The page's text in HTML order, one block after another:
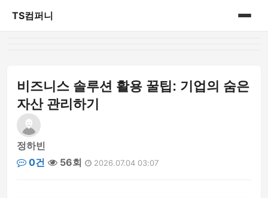
TS컴퍼니
비즈니스 솔루션 활용 꿀팁: 기업의 숨은
자산 관리하기
정하빈
0건
56회 2026.07.04 03:07